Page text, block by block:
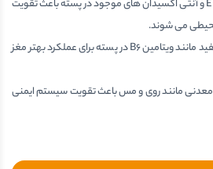
ویتامین E و آنتی اکسیدان های موجود در پسته باعث تقویت
می شوند.
ترکیبات مفید مانند ویتامین B6 در پسته برای عملکرد بهتر مغز
معدنی مانند روی و مس باعث تقویت سیستم ایمنی